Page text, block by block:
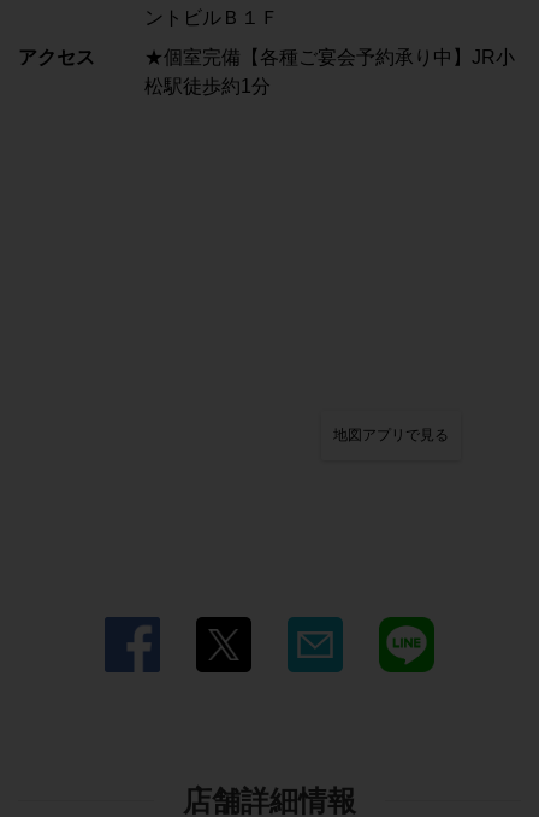
ントビルＢ１Ｆ
アクセス
★個室完備【各種ご宴会予約承り中】JR小
松駅徒歩約1分
地図アプリで見る
店舗詳細情報